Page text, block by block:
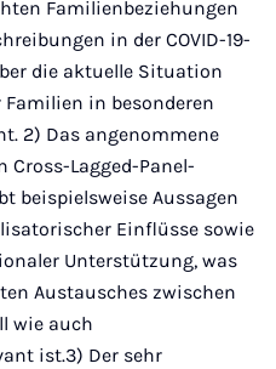
Familienbeziehungen
in der COVID-19-
die aktuelle Situation
in besonderen
2) Das angenommene
Lagged-Panel-
beispielsweise Aussagen
Einflüsse sowie
Unterstützung, was
Austausches zwischen
wie auch
ist.3) Der sehr